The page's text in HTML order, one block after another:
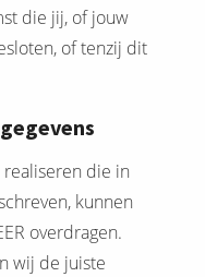
die jij, of jouw
of tenzij dit
die in
kunnen
overdragen.
wij de juiste